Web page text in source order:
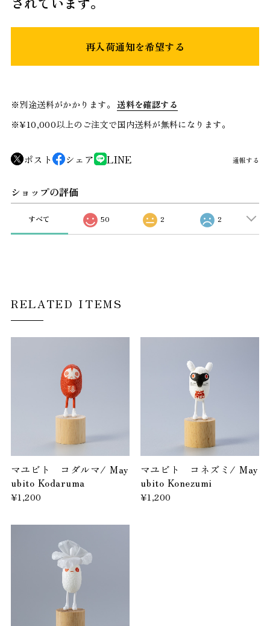
再入荷通知を希望する
※別途送料がかかります。 送料を確認する
※¥10,000以上のご注文で国内送料が無料になります。
ポスト シェア LINE 通報する
ショップの評価
すべて 50 2 2
RELATED ITEMS
マユビト コダルマ/ May
ubito Kodaruma
¥1,200
マユビト コネズミ/ May
ubito Konezumi
¥1,200